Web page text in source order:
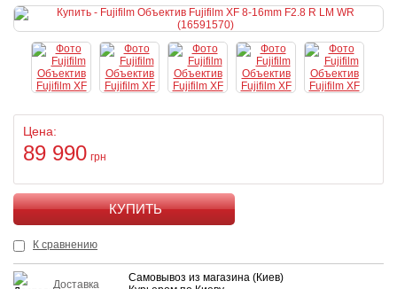
Цена:
89 990 грн
КУПИТЬ
К сравнению
Доставка
Самовывоз из магазина (Киев)